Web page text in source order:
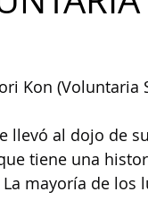
Kon (Voluntaria
llevó al dojo de
tiene una
mayoría de los